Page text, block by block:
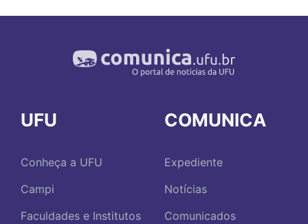
UFU
Conheça a UFU
Campi
Faculdades e Institutos
COMUNICA
Expediente
Notícias
Comunicados